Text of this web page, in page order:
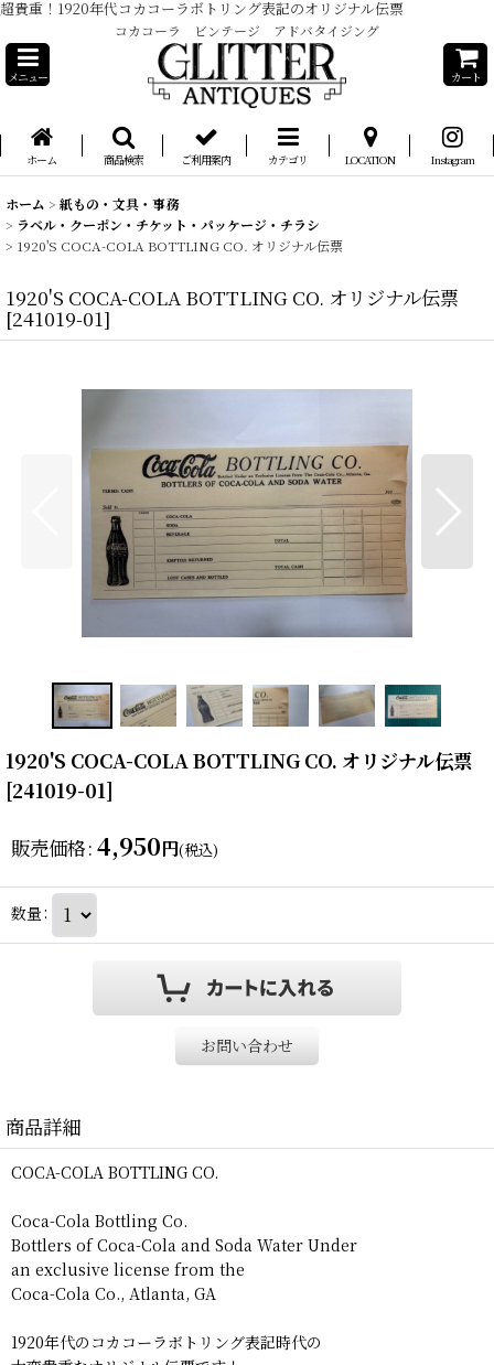
超貴重！1920年代コカコーラボトリング表記のオリジナル伝票
コカコーラ ビンテージ アドバタイジング
メニュー カート
ホーム 商品検索 ご利用案内 カテゴリ LOCATION Instagram
ホーム > 紙もの・文具・事務
> ラベル・クーポン・チケット・パッケージ・チラシ
> 1920'S COCA-COLA BOTTLING CO. オリジナル伝票
1920'S COCA-COLA BOTTLING CO. オリジナル伝票
[241019-01]
1920'S COCA-COLA BOTTLING CO. オリジナル伝票
[241019-01]
販売価格: 4,950円(税込)
数量:
お問い合わせ
商品詳細
COCA-COLA BOTTLING CO.
Coca-Cola Bottling Co.
Bottlers of Coca-Cola and Soda Water Under
an exclusive license from the
Coca-Cola Co., Atlanta, GA
1920年代のコカコーラボトリング表記時代の